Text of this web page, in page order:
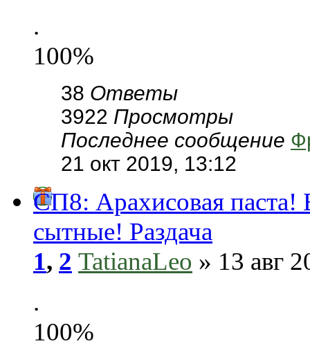
.
100%
38 Ответы
3922 Просмотры
Последнее сообщение
21 окт 2019, 13:12
СП8: Арахисовая паста!
сытные! Раздача
1, 2 TatianaLeo » 13 авг
.
100%